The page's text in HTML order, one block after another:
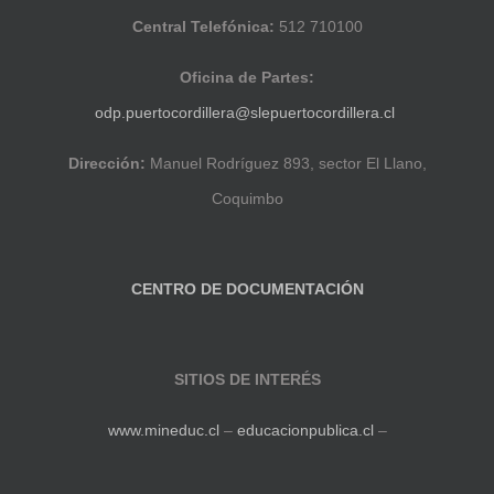
Central Telefónica: 512 710100
Oficina de Partes:
odp.puertocordillera@slepuertocordillera.cl
Dirección: Manuel Rodríguez 893, sector El Llano,
Coquimbo
CENTRO DE DOCUMENTACIÓN
SITIOS DE INTERÉS
www.mineduc.cl – educacionpublica.cl –